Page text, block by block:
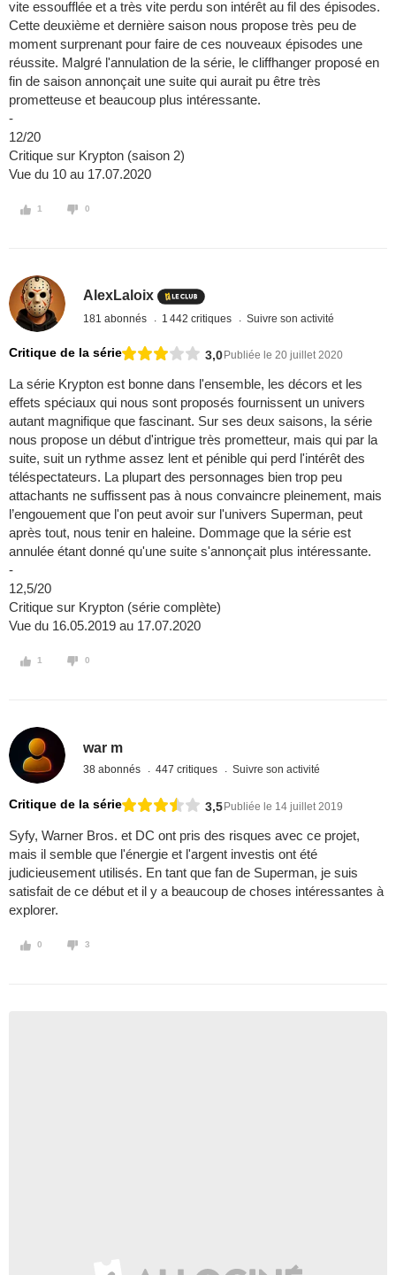
vite essoufflée et a très vite perdu son intérêt au fil des épisodes.
Cette deuxième et dernière saison nous propose très peu de
moment surprenant pour faire de ces nouveaux épisodes une
réussite. Malgré l'annulation de la série, le cliffhanger proposé en
fin de saison annonçait une suite qui aurait pu être très
prometteuse et beaucoup plus intéressante.
-
12/20
Critique sur Krypton (saison 2)
Vue du 10 au 17.07.2020
1 0
AlexLaloix
181 abonnés 1 442 critiques Suivre son activité
Critique de la série 3,0Publiée le 20 juillet 2020
La série Krypton est bonne dans l'ensemble, les décors et les
effets spéciaux qui nous sont proposés fournissent un univers
autant magnifique que fascinant. Sur ses deux saisons, la série
nous propose un début d'intrigue très prometteur, mais qui par la
suite, suit un rythme assez lent et pénible qui perd l'intérêt des
téléspectateurs. La plupart des personnages bien trop peu
attachants ne suffissent pas à nous convaincre pleinement, mais
l’engouement que l'on peut avoir sur l'univers Superman, peut
après tout, nous tenir en haleine. Dommage que la série est
annulée étant donné qu'une suite s'annonçait plus intéressante.
-
12,5/20
Critique sur Krypton (série complète)
Vue du 16.05.2019 au 17.07.2020
1 0
war m
38 abonnés 447 critiques Suivre son activité
Critique de la série 3,5Publiée le 14 juillet 2019
Syfy, Warner Bros. et DC ont pris des risques avec ce projet,
mais il semble que l'énergie et l'argent investis ont été
judicieusement utilisés. En tant que fan de Superman, je suis
satisfait de ce début et il y a beaucoup de choses intéressantes à
explorer.
0 3